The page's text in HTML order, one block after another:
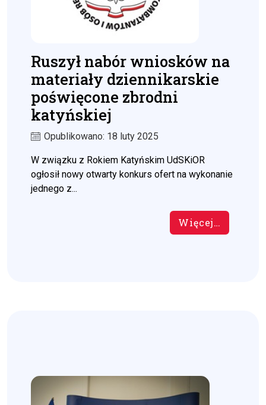
Ruszył nabór wniosków na
materiały dziennikarskie
poświęcone zbrodni
katyńskiej
Opublikowano: 18 luty 2025
W związku z Rokiem Katyńskim UdSKiOR
ogłosił nowy otwarty konkurs ofert na wykonanie
jednego z...
Więcej…